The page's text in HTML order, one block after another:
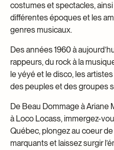
costumes et spectacles,
différentes époques et les
genres musicaux.
Des années 1960 à
rappeurs, du rock à la
le yéyé et le disco, les
des peuples et des groupes
De Beau Dommage à Ariane
à Loco Locass, immergez-
Québec, plongez au coeur de
marquants et laissez surgir